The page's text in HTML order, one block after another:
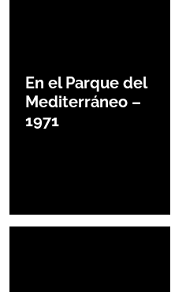
En el Parque del
Mediterráneo –
1971